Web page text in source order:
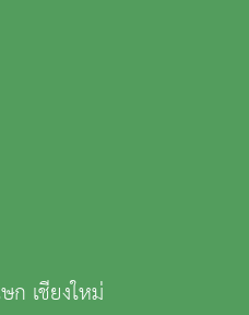
เชียงใหม่